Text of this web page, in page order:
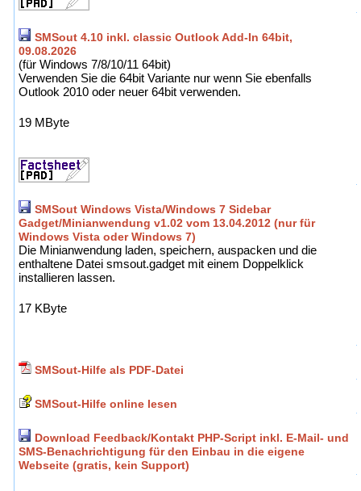
SMSout 4.10 inkl. classic Outlook Add-In 64bit,
09.08.2026
(für Windows 7/8/10/11 64bit)
Verwenden Sie die 64bit Variante nur wenn Sie ebenfalls
Outlook 2010 oder neuer 64bit verwenden.
19 MByte
SMSout Windows Vista/Windows 7 Sidebar
Gadget/Minianwendung v1.02 vom 13.04.2012 (nur für
Windows Vista oder Windows 7)
Die Minianwendung laden, speichern, auspacken und die
enthaltene Datei smsout.gadget mit einem Doppelklick
installieren lassen.
17 KByte
SMSout-Hilfe als PDF-Datei
SMSout-Hilfe online lesen
Download Feedback/Kontakt PHP-Script inkl. E-Mail- und
SMS-Benachrichtigung für den Einbau in die eigene
Webseite (gratis, kein Support)